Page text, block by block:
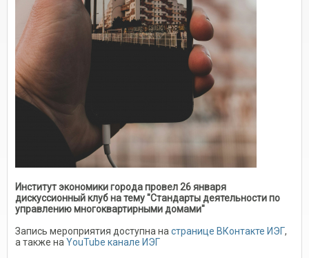
Институт экономики города провел 26 января
дискуссионный клуб на тему "Стандарты деятельности по
управлению многоквартирными домами"
Запись мероприятия доступна на странице ВКонтакте ИЭГ,
а также на YouTube канале ИЭГ